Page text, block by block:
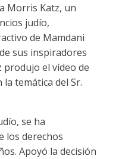
Morris Katz, un
judío,
de Mamdani
sus inspiradores
produjo el vídeo de
temática del Sr.
se ha
los derechos
Apoyó la decisión